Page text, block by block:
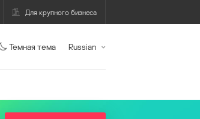
Для крупного бизнеса
Темная тема Russian